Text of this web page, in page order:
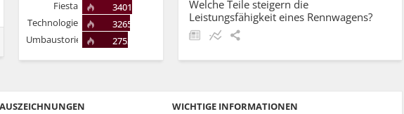
Fiesta
3401
Technologie
& Sicherheit
3265
Umbaustories
2753
Welche Teile steigern die
Leistungsfähigkeit eines Rennwagens?
WICHTIGE INFORMATIONEN